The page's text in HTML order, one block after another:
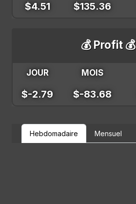
$4.51 $135.36
💰 Profit 💰
JOUR MOIS
$-2.79 $-83.68
Hebdomadaire Mensuel